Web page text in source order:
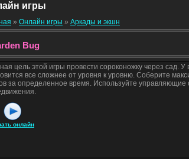
игры
» Онлайн игры » Аркады и экшн
Bug
цель этой игры провести сороконожку через сад.
все сложнее от уровня к уровню. Соберите
за определенное время. Используйте управляющие
онлайн